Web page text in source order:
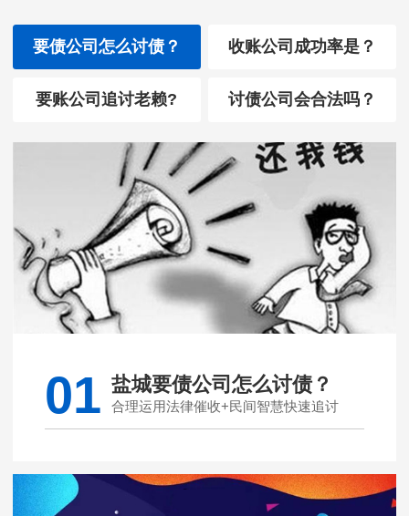
要债公司怎么讨债？ 收账公司成功率是？
要账公司追讨老赖? 讨债公司会合法吗？
01 盐城要债公司怎么讨债？
合理运用法律催收+民间智慧快速追讨